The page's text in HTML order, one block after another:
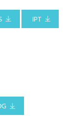
IPT